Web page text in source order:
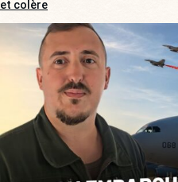
et colère